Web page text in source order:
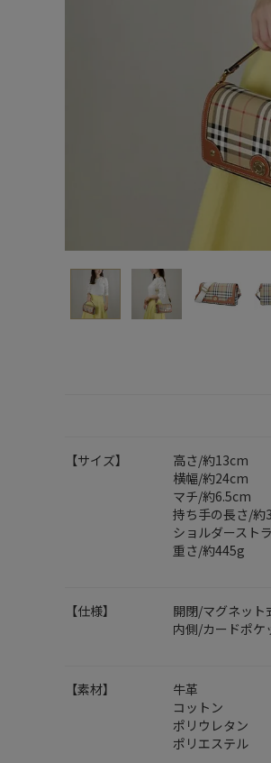
【サイズ】
高さ/約13cm
横幅/約24cm
マチ/約6.5cm
持ち手の長さ/
ショルダースト
重さ/約445g
【仕様】
開閉/マグネット
内側/カードポ
【素材】
牛革
コットン
ポリウレタン
ポリエステル